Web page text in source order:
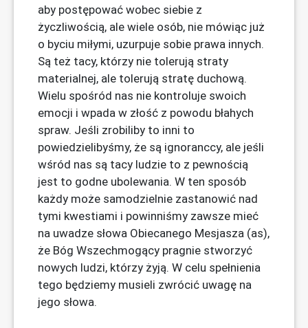
aby postępować wobec siebie z
życzliwością, ale wiele osób, nie mówiąc już
o byciu miłymi, uzurpuje sobie prawa innych.
Są też tacy, którzy nie tolerują straty
materialnej, ale tolerują stratę duchową.
Wielu spośród nas nie kontroluje swoich
emocji i wpada w złość z powodu błahych
spraw. Jeśli zrobiliby to inni to
powiedzielibyśmy, że są ignoranccy, ale jeśli
wśród nas są tacy ludzie to z pewnością
jest to godne ubolewania. W ten sposób
każdy może samodzielnie zastanowić nad
tymi kwestiami i powinniśmy zawsze mieć
na uwadze słowa Obiecanego Mesjasza (as),
że Bóg Wszechmogący pragnie stworzyć
nowych ludzi, którzy żyją. W celu spełnienia
tego będziemy musieli zwrócić uwagę na
jego słowa.